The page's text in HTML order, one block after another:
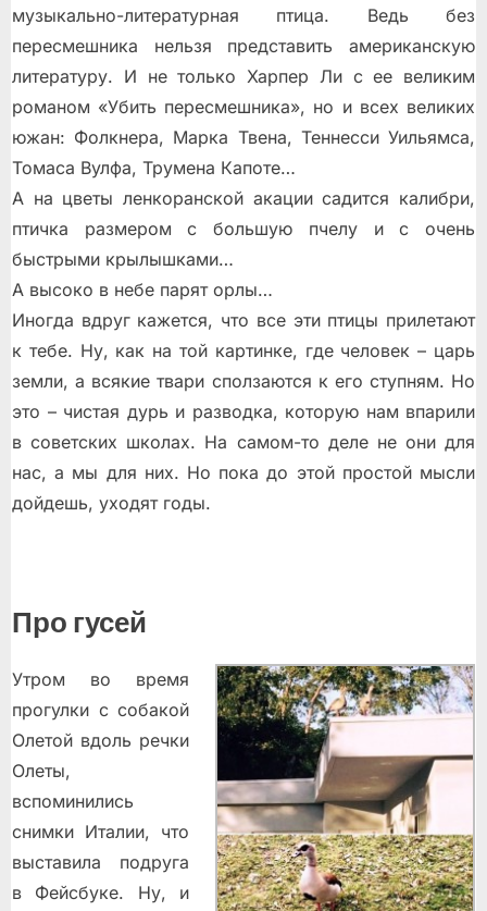
музыкально-литературная птица. Ведь без
пересмешника нельзя представить американскую
литературу. И не только Харпер Ли с ее великим
романом «Убить пересмешника», но и всех великих
южан: Фолкнера, Марка Твена, Теннесси Уильямса,
Томаса Вулфа, Трумена Капоте…
А на цветы ленкоранской акации садится калибри,
птичка размером с большую пчелу и с очень
быстрыми крылышками…
А высоко в небе парят орлы…
Иногда вдруг кажется, что все эти птицы прилетают
к тебе. Ну, как на той картинке, где человек – царь
земли, а всякие твари сползаются к его ступням. Но
это – чистая дурь и разводка, которую нам впарили
в советских школах. На самом-то деле не они для
нас, а мы для них. Но пока до этой простой мысли
дойдешь, уходят годы.
Про гусей
Утром во время
прогулки с собакой
Олетой вдоль речки
Олеты,
вспоминились
снимки Италии, что
выставила подруга
в Фейсбуке. Ну, и